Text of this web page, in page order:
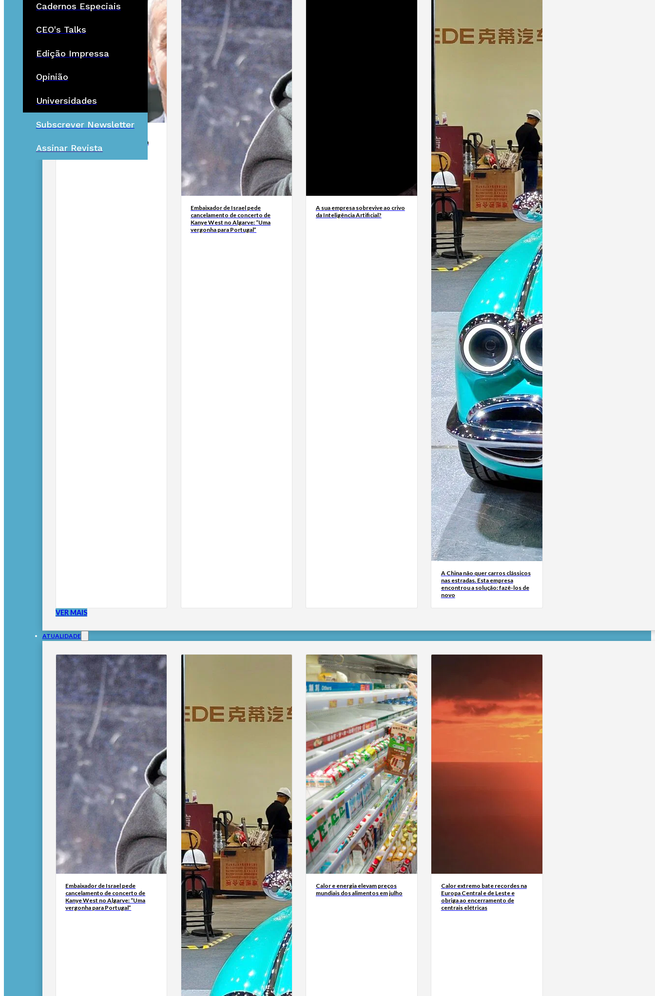
Cadernos Especiais
CEO's Talks
Edição Impressa
Opinião
Universidades
Subscrever Newsletter
Assinar Revista
mercado atrativo, mas não para
amadores
Embaixador de Israel pede
cancelamento de concerto de
Kanye West no Algarve: “Uma
vergonha para Portugal”
A sua empresa sobrevive ao crivo
da Inteligência Artificial?
A China não quer carros clássicos
nas estradas. Esta empresa
encontrou a solução: fazê-los de
novo
VER MAIS
ATUALIDADE
Embaixador de Israel pede
cancelamento de concerto de
Kanye West no Algarve: “Uma
vergonha para Portugal”
Calor e energia elevam preços
mundiais dos alimentos em julho
Calor extremo bate recordes na
Europa Central e de Leste e
obriga ao encerramento de
centrais elétricas